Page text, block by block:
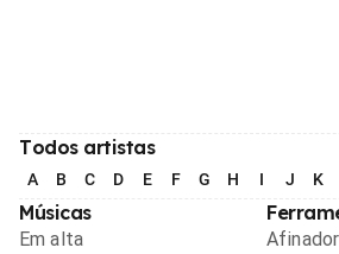
Todos artistas
A B C D E F G H I J K
Músicas
Em alta
Afinador